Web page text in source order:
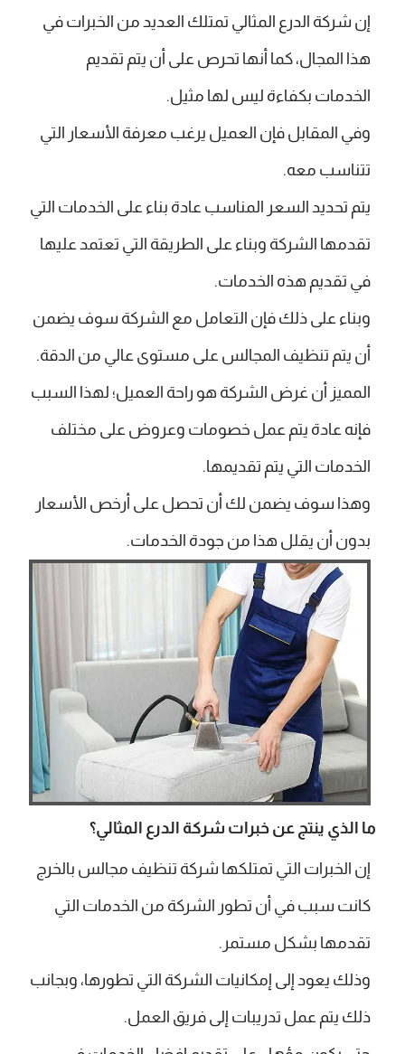
إن شركة الدرع المثالي تمتلك العديد من الخبرات في
هذا المجال، كما أنها تحرص على أن يتم تقديم
الخدمات بكفاءة ليس لها مثيل.
وفي المقابل فإن العميل يرغب معرفة الأسعار التي
تتناسب معه.
يتم تحديد السعر المناسب عادة بناء على الخدمات التي
تقدمها الشركة وبناء على الطريقة التي تعتمد عليها
في تقديم هذه الخدمات.
وبناء على ذلك فإن التعامل مع الشركة سوف يضمن
أن يتم تنظيف المجالس على مستوى عالي من الدقة.
المميز أن غرض الشركة هو راحة العميل؛ لهذا السبب
فإنه عادة يتم عمل خصومات وعروض على مختلف
الخدمات التي يتم تقديمها.
وهذا سوف يضمن لك أن تحصل على أرخص الأسعار
بدون أن يقلل هذا من جودة الخدمات.
ما الذي ينتج عن خبرات شركة الدرع المثالي؟
إن الخبرات التي تمتلكها شركة تنظيف مجالس بالخرج
كانت سبب في أن تطور الشركة من الخدمات التي
تقدمها بشكل مستمر.
وذلك يعود إلى إمكانيات الشركة التي تطورها، وبجانب
ذلك يتم عمل تدريبات إلى فريق العمل.